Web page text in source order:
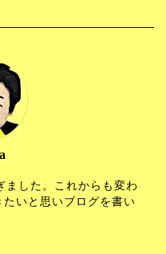
ました。これからも変わ
いと思いブログを書い